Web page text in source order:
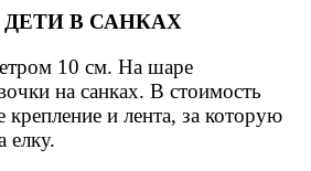
В САНКАХ
10 см. На шаре
на санках. В стоимость
крепление и лента, за которую
елку.